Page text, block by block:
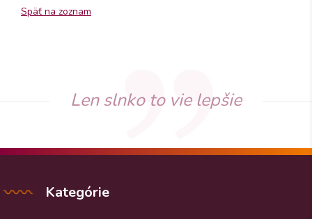
Späť na zoznam
Len slnko to vie lepšie
Kategórie